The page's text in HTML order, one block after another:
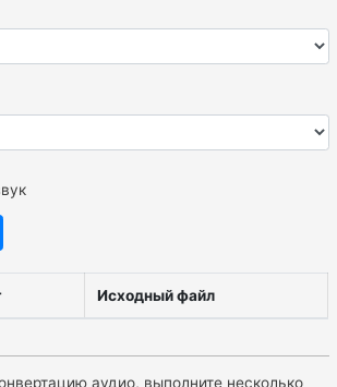
Исходный файл
аудио, выполните несколько